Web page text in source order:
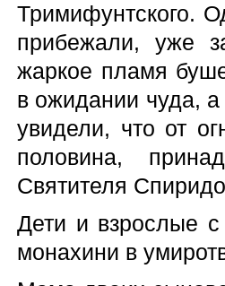
Тримифунтского.
прибежали, уже
жаркое пламя
в ожидании чуда,
увидели, что от
половина,
Святителя
Дети и взрослые
монахини в